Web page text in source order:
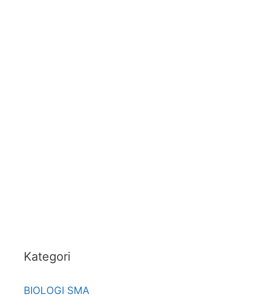
Kategori
BIOLOGI SMA